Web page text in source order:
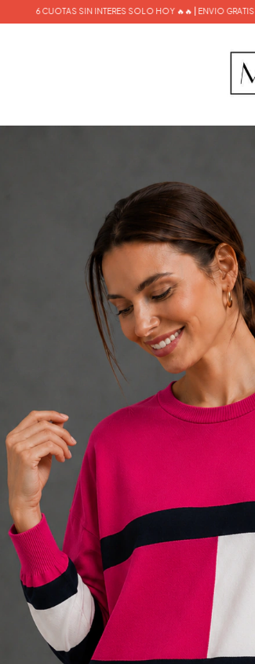
SOLO HOY 🔥🔥 | ENVIO GRATIS | ENVIOS SIN CARGO